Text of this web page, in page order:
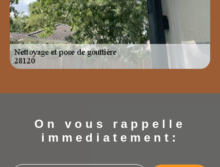
On vous rappelle
immediatement: